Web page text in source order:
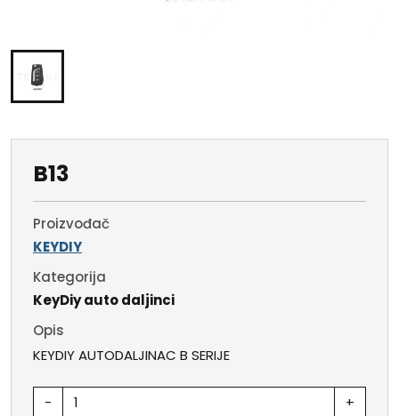
B13
Proizvođač
KEYDIY
Kategorija
KeyDiy auto daljinci
Opis
KEYDIY AUTODALJINAC B SERIJE
- +